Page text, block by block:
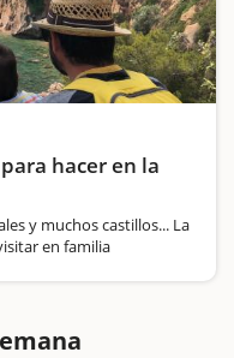
hacer en la
y muchos castillos... La
en familia